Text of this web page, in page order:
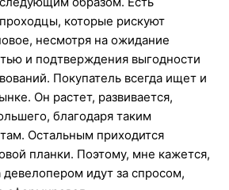
которые рискуют
несмотря на ожидание
и подтверждения выгодности
Покупатель всегда ищет и
Он растет, развивается,
благодаря таким
Остальным приходится
планки. Поэтому, мне кажется,
девелопером идут за спросом,